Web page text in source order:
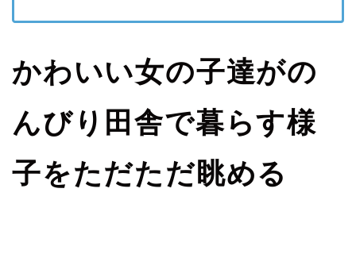
かわいい女の子達がの
んびり田舎で暮らす様
子をただただ眺める